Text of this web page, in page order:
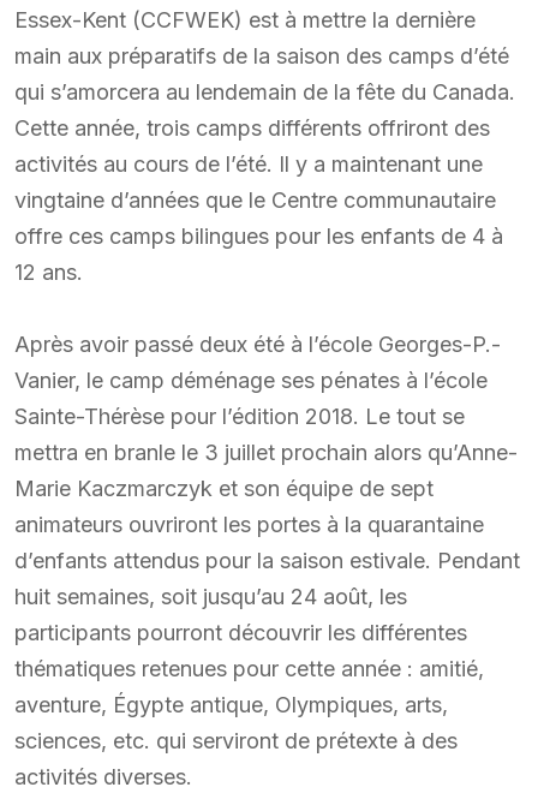
Essex-Kent (CCFWEK) est à mettre la dernière
main aux préparatifs de la saison des camps d’été
qui s’amorcera au lendemain de la fête du Canada.
Cette année, trois camps différents offriront des
activités au cours de l’été. Il y a maintenant une
vingtaine d’années que le Centre communautaire
offre ces camps bilingues pour les enfants de 4 à
12 ans.
Après avoir passé deux été à l’école Georges-P.-
Vanier, le camp déménage ses pénates à l’école
Sainte-Thérèse pour l’édition 2018. Le tout se
mettra en branle le 3 juillet prochain alors qu’Anne-
Marie Kaczmarczyk et son équipe de sept
animateurs ouvriront les portes à la quarantaine
d’enfants attendus pour la saison estivale. Pendant
huit semaines, soit jusqu’au 24 août, les
participants pourront découvrir les différentes
thématiques retenues pour cette année : amitié,
aventure, Égypte antique, Olympiques, arts,
sciences, etc. qui serviront de prétexte à des
activités diverses.